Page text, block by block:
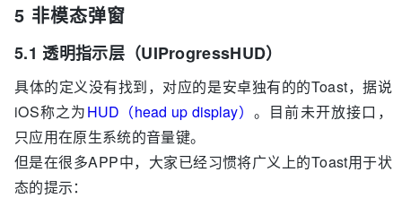
5 非模态弹窗
5.1 透明指示层（UIProgressHUD）
具体的定义没有找到，对应的是安卓独有的的Toast，据说
iOS称之为HUD（head up display） 。目前未开放接口，
只应用在原生系统的音量键。
但是在很多APP中，大家已经习惯将广义上的Toast用于状
态的提示：